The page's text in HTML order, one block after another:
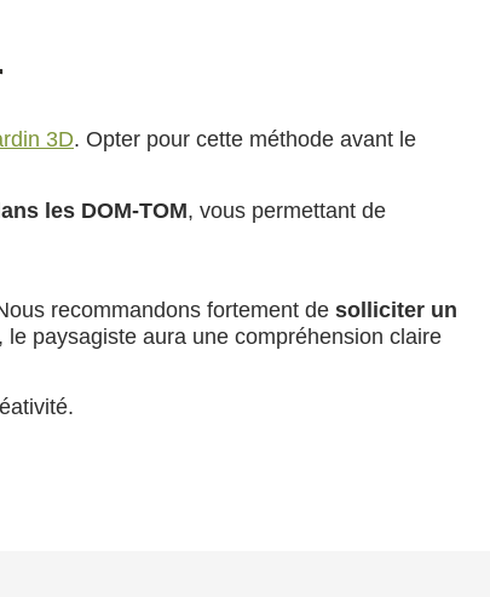
3D. Opter pour cette méthode avant le
les DOM-TOM, vous permettant de
recommandons fortement de solliciter un
paysagiste aura une compréhension claire